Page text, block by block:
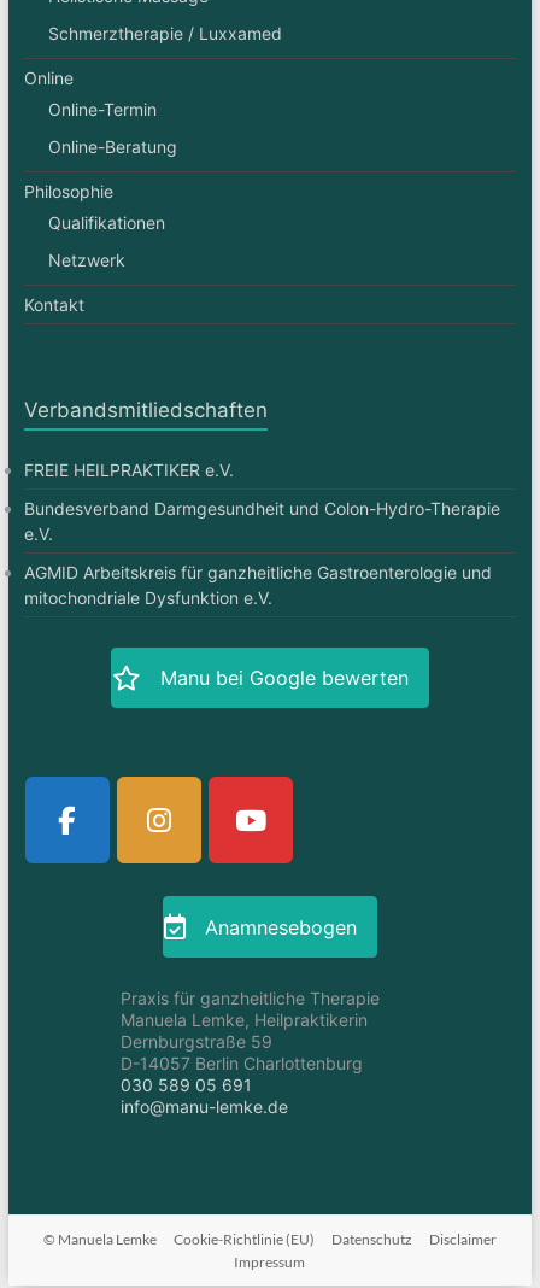
Schmerztherapie / Luxxamed
Online
Online-Termin
Online-Beratung
Philosophie
Qualifikationen
Netzwerk
Kontakt
Verbandsmitliedschaften
FREIE HEILPRAKTIKER e.V.
Bundesverband Darmgesundheit und Colon-Hydro-Therapie
e.V.
AGMID Arbeitskreis für ganzheitliche Gastroenterologie und
mitochondriale Dysfunktion e.V.
Manu bei Google bewerten
Anamnesebogen
Praxis für ganzheitliche Therapie
Manuela Lemke, Heilpraktikerin
Dernburgstraße 59
D-14057 Berlin Charlottenburg
030 589 05 691
info@manu-lemke.de
© Manuela Lemke Cookie-Richtlinie (EU) Datenschutz
Disclaimer
Impressum